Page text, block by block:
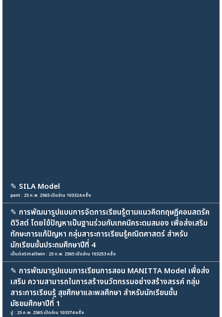
✎ SILA Model
pam : 25 ก.พ. 2565 เปิดอ่าน 103324 ครั้ง
✎ การพัฒนารูปแบบการจัดการเรียนรู้ตามแนวคิดทฤษฎีคอนสตรัค
ติวิสต์ โดยใช้ปัญหาเป็นฐานร่วมกับเทคนิคระดมสมอง เพื่อส่งเสริม
ทักษะการแก้ปัญหา กลุ่มสาระการเรียนรู้คณิตศาสตร์ สำหรับ
นักเรียนชั้นประถมศึกษาปีที่ 4
เป็นต่อSmallwin : 25 ก.พ. 2565 เปิดอ่าน 103253 ครั้ง
✎ การพัฒนารูปแบบการเรียนการสอน MANITTA Model เพื่อส่ง
เสริม ความสามารถในการสร้างนวัตกรรมอย่างสร้างสรรค์ กลุ่ม
สาระการเรียนรู้ สุขศึกษาและพลศึกษา สำหรับนักเรียนชั้น
มัธยมศึกษาปีที่ 1
ปู : 25 ก.พ. 2565 เปิดอ่าน 103374 ครั้ง